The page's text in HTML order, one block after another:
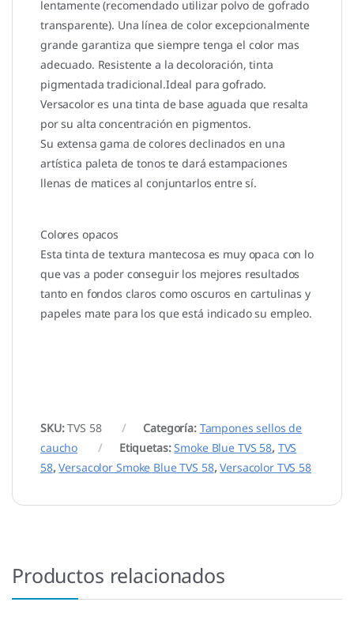
lentamente (recomendado utilizar polvo de gofrado
transparente). Una línea de color excepcionalmente
grande garantiza que siempre tenga el color mas
adecuado. Resistente a la decoloración, tinta
pigmentada tradicional.Ideal para gofrado.
Versacolor es una tinta de base aguada que resalta
por su alta concentración en pigmentos.
Su extensa gama de colores declinados en una
artística paleta de tonos te dará estampaciones
llenas de matices al conjuntarlos entre sí.
Colores opacos
Esta tinta de textura mantecosa es muy opaca con lo
que vas a poder conseguir los mejores resultados
tanto en fondos claros como oscuros en cartulinas y
papeles mate para los que está indicado su empleo.
SKU:TVS 58 Categoría: Tampones sellos de
caucho
Etiquetas:Smoke Blue TVS 58, TVS
58,Versacolor Smoke Blue TVS 58,Versacolor TVS 58
Productos relacionados